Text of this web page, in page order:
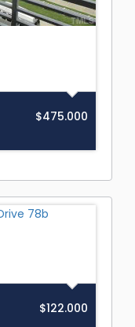
$475.000
$122.000